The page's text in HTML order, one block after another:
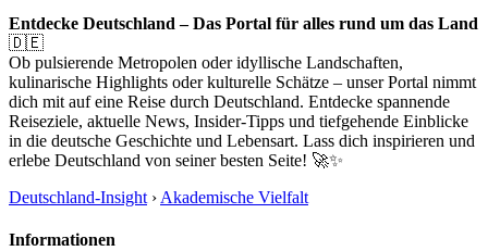
Entdecke Deutschland – Das Portal für alles rund um das Land
🇩🇪
Ob pulsierende Metropolen oder idyllische Landschaften,
kulinarische Highlights oder kulturelle Schätze – unser Portal nimmt
dich mit auf eine Reise durch Deutschland. Entdecke spannende
Reiseziele, aktuelle News, Insider-Tipps und tiefgehende Einblicke
in die deutsche Geschichte und Lebensart. Lass dich inspirieren und
erlebe Deutschland von seiner besten Seite! 🚀✨
Deutschland-Insight › Akademische Vielfalt
Informationen